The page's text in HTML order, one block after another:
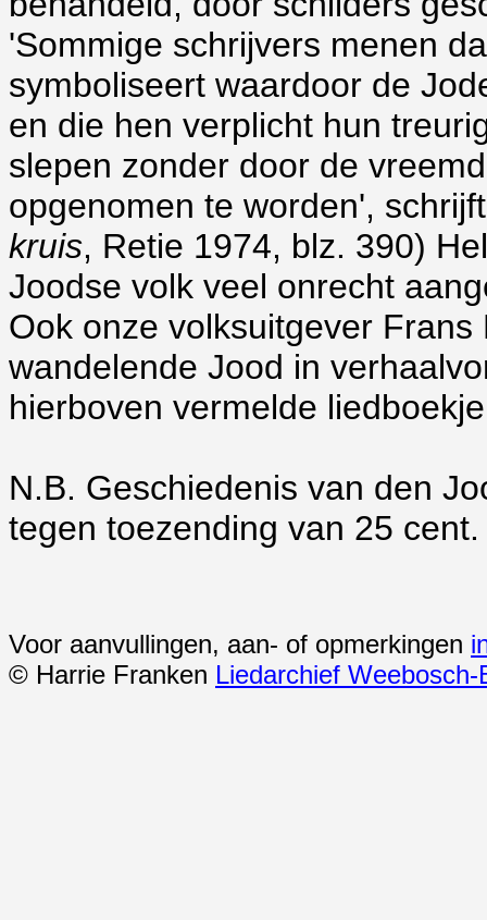
'Sommige schrijvers menen
symboliseert waardoor de
en die hen verplicht hun
slepen zonder door de
opgenomen te worden',
kruis, Retie 1974, blz. 390)
Joodse volk veel onrecht
Ook onze volksuitgever
wandelende Jood in
hierboven vermelde
N.B. Geschiedenis van den
tegen toezending van 25 cent.
Voor aanvullingen, aan- of opmerkingen
© Harrie Franken Liedarchief Weebosch-